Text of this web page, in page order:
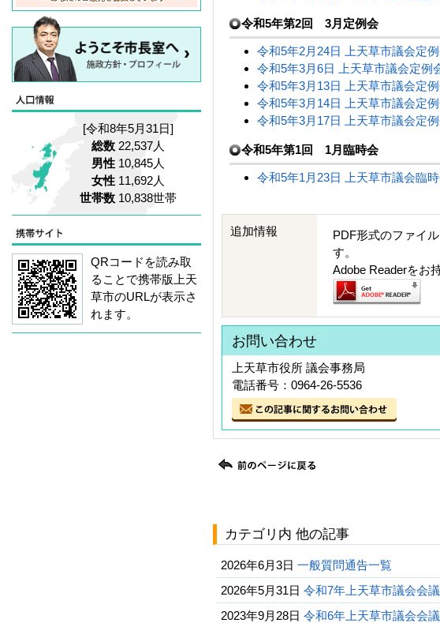
令和5年第2回 3月定例会
令和5年2月24日 上天草市議会定
令和5年3月6日 上天草市議会定例
令和5年3月13日 上天草市議会定
令和5年3月14日 上天草市議会定
令和5年3月17日 上天草市議会定
令和5年第1回 1月臨時会
令和5年1月23日 上天草市議会臨
追加情報
PDF形式のファイ
す。
Adobe Readerをお
お問い合わせ
上天草市役所 議会事務局
電話番号：0964-26-5536
カテゴリ内 他の記事
2026年6月3日 一般質問通告一覧
2026年5月31日 令和7年上天草市議会会
2023年9月28日 令和6年上天草市議会会
[令和8年5月31日]
総数 22,537人
男性 10,845人
女性 11,692人
世帯数 10,838世帯
QRコードを読み取
ることで携帯版上天
草市のURLが表示さ
れます。